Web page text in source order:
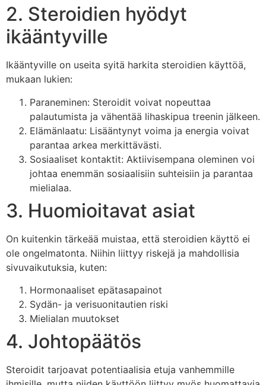
2. Steroidien hyödyt
ikääntyville
Ikääntyville on useita syitä harkita steroidien käyttöä,
mukaan lukien:
Paraneminen: Steroidit voivat nopeuttaa
palautumista ja vähentää lihaskipua treenin jälkeen.
Elämänlaatu: Lisääntynyt voima ja energia voivat
parantaa arkea merkittävästi.
Sosiaaliset kontaktit: Aktiivisempana oleminen voi
johtaa enemmän sosiaalisiin suhteisiin ja parantaa
mielialaa.
3. Huomioitavat asiat
On kuitenkin tärkeää muistaa, että steroidien käyttö ei
ole ongelmatonta. Niihin liittyy riskejä ja mahdollisia
sivuvaikutuksia, kuten:
Hormonaaliset epätasapainot
Sydän- ja verisuonitautien riski
Mielialan muutokset
4. Johtopäätös
Steroidit tarjoavat potentiaalisia etuja vanhemmille